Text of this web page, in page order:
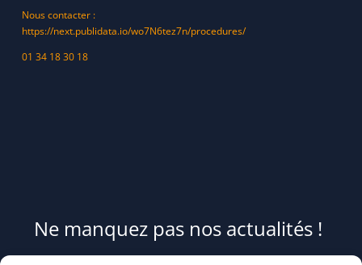
Nous contacter :
https://next.publidata.io/wo7N6tez7n/procedures/
01 34 18 30 18
Ne manquez pas nos actualités !